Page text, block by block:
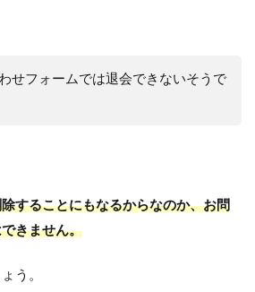
せフォームでは退会できないそうで
することにもなるからなのか、お問
きません。
う。